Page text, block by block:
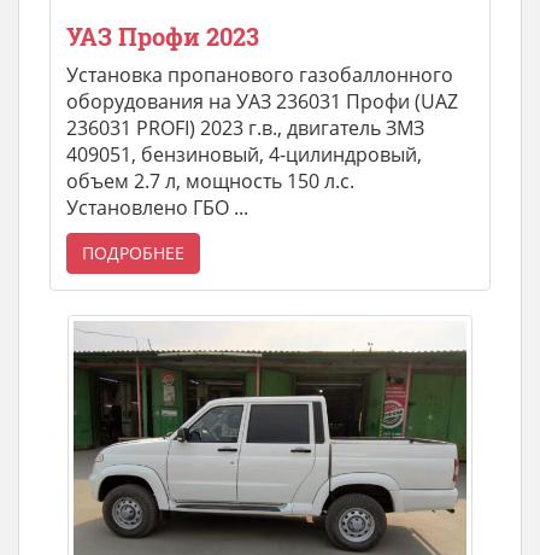
УАЗ Профи 2023
Установка пропанового газобаллонного
оборудования на УАЗ 236031 Профи (UAZ
236031 PROFI) 2023 г.в., двигатель ЗМЗ
409051, бензиновый, 4-цилиндровый,
объем 2.7 л, мощность 150 л.с.
Установлено ГБО ...
ПОДРОБНЕЕ